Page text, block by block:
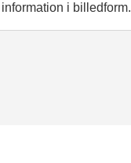
i billedform.